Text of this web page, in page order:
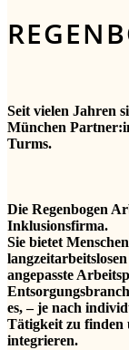
Seit vielen Jahren
München
Turms.
Die Regenbogen
Inklusionsfirma.
Sie bietet
angepasste
es, – je nach
Tätigkeit zu finden
integrieren.